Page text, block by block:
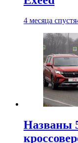
4 месяца спустя
Названы